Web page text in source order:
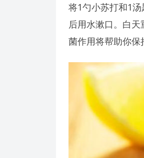
将1勺小苏打和1
后用水漱口。白
菌作用将帮助你保